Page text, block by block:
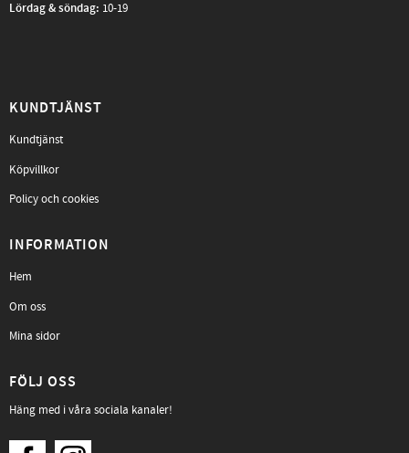
Lördag & söndag: 10-19
KUNDTJÄNST
Kundtjänst
Köpvillkor
Policy och cookies
INFORMATION
Hem
Om oss
Mina sidor
FÖLJ OSS
Häng med i våra sociala kanaler!